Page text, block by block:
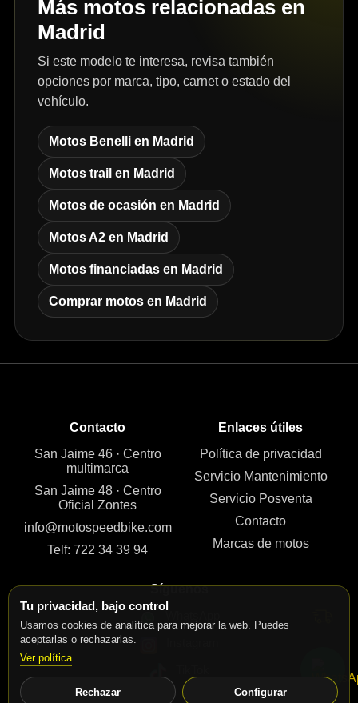
Tu privacidad, bajo control
Usamos cookies de analítica para mejorar la web. Puedes
aceptarlas o rechazarlas.
Ver política
Rechazar Configurar
Más motos relacionadas en
Madrid
Si este modelo te interesa, revisa también
opciones por marca, tipo, carnet o estado del
vehículo.
Motos Benelli en Madrid
Motos trail en Madrid
Motos de ocasión en Madrid
Motos A2 en Madrid
Motos financiadas en Madrid
Comprar motos en Madrid
Contacto
San Jaime 46 · Centro
multimarca
San Jaime 48 · Centro
Oficial Zontes
info@motospeedbike.com
Telf: 722 34 39 94
Enlaces útiles
Política de privacidad
Servicio Mantenimiento
Servicio Posventa
Contacto
Marcas de motos
Síguenos